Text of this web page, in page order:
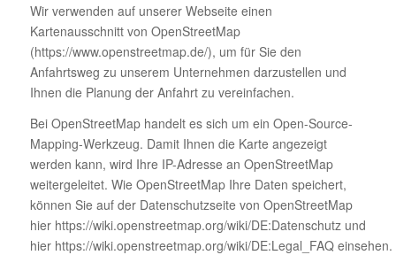
Wir verwenden auf unserer Webseite einen
Kartenausschnitt von OpenStreetMap
(https://www.openstreetmap.de/), um für Sie den
Anfahrtsweg zu unserem Unternehmen darzustellen und
Ihnen die Planung der Anfahrt zu vereinfachen.
Bei OpenStreetMap handelt es sich um ein Open-Source-
Mapping-Werkzeug. Damit Ihnen die Karte angezeigt
werden kann, wird Ihre IP-Adresse an OpenStreetMap
weitergeleitet. Wie OpenStreetMap Ihre Daten speichert,
können Sie auf der Datenschutzseite von OpenStreetMap
hier https://wiki.openstreetmap.org/wiki/DE:Datenschutz und
hier https://wiki.openstreetmap.org/wiki/DE:Legal_FAQ einsehen.